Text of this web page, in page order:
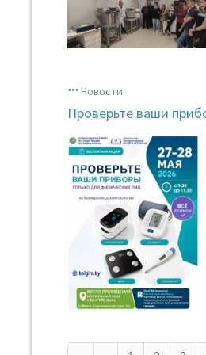
Новости
Проверьте ваши